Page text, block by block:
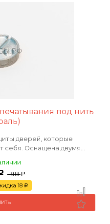
под нить
дверей, которые
себя. Оснащена двумя...
198Р
18 Р